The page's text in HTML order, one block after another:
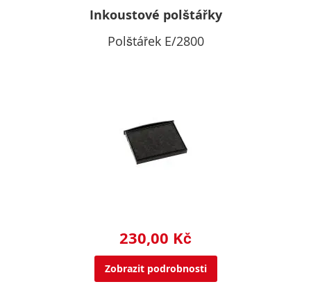
Inkoustové polštářky
Polštářek E/2800
230,00 Kč
Zobrazit podrobnosti